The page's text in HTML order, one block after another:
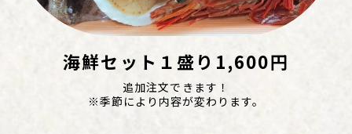
海鮮セット１盛り1,600円
追加注文できます！
※季節により内容が変わります。